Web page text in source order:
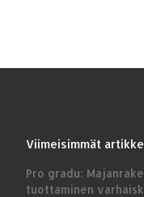
Viimeisimmät
Pro gradu:
tuottaminen